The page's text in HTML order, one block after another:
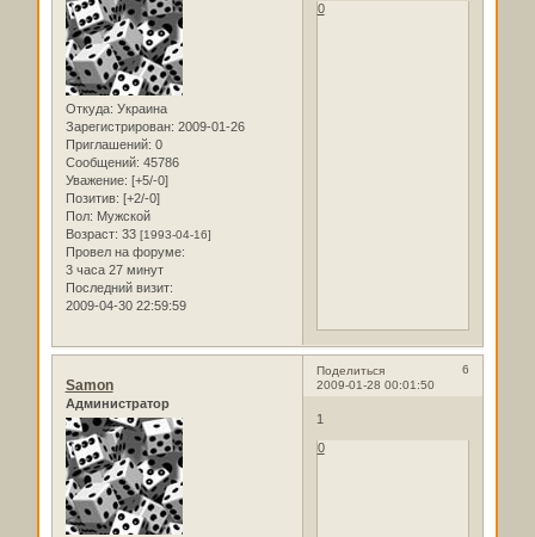
Откуда: Украина
Зарегистрирован: 2009-01-26
Приглашений: 0
Сообщений: 45786
Уважение: [+5/-0]
Позитив: [+2/-0]
Пол: Мужской
Возраст: 33 [1993-04-16]
Провел на форуме:
3 часа 27 минут
Последний визит:
2009-04-30 22:59:59
0
Поделиться
6
2009-01-28 00:01:50
Samon
Администратор
1
0